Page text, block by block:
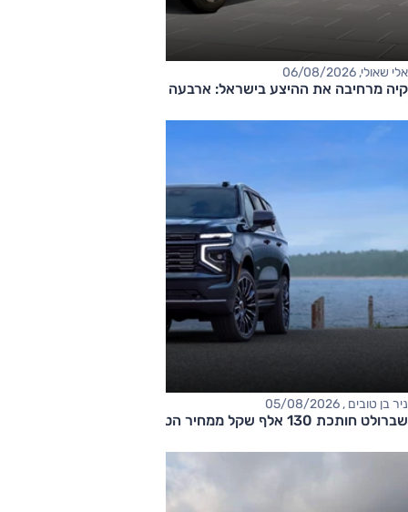
אלי שאולי, 06/08/2026
קיה מרחיבה את ההיצע בישראל: ארבעה דגמים חדשים בדרך
ניר בן טובים , 05/08/2026
שברולט חותכת 130 אלף שקל ממחיר הטאהו